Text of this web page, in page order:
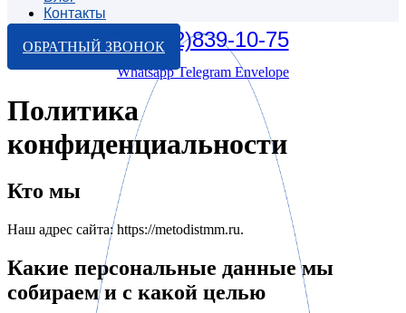
Контакты
+7(912)839-10-75
ОБРАТНЫЙ ЗВОНОК
Whatsapp Telegram Envelope
Политика
конфиденциальности
Кто мы
Наш адрес сайта: https://metodistmm.ru.
Какие персональные данные мы
собираем и с какой целью